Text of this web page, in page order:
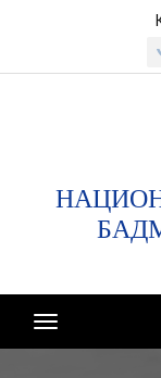
Показать/
скрыть